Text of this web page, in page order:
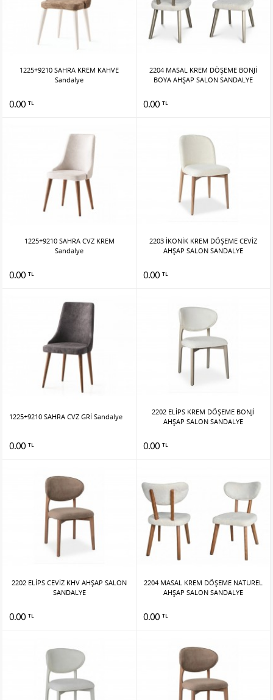
1225+9210 SAHRA KREM KAHVE
Sandalye
0.00 TL
2204 MASAL KREM DÖŞEME BONJİ
BOYA AHŞAP SALON SANDALYE
0.00 TL
1225+9210 SAHRA CVZ KREM
Sandalye
0.00 TL
2203 İKONİK KREM DÖŞEME CEVİZ
AHŞAP SALON SANDALYE
0.00 TL
1225+9210 SAHRA CVZ GRİ Sandalye
0.00 TL
2202 ELİPS KREM DÖŞEME BONJİ
AHŞAP SALON SANDALYE
0.00 TL
2202 ELİPS CEVİZ KHV AHŞAP SALON
SANDALYE
0.00 TL
2204 MASAL KREM DÖŞEME NATUREL
AHŞAP SALON SANDALYE
0.00 TL